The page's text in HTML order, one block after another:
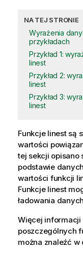
NA TEJ STRONIE
Wyrażenia
przykładach
Przykład 1:
linest
Przykład 2:
linest
Przykład 3:
linest
Funkcje linestsą
wartości
tej sekcji opisano
podstawie
wartości funkcji
Funkcje linest
ładowania
Więcej informacji
poszczególnych
można znaleźć